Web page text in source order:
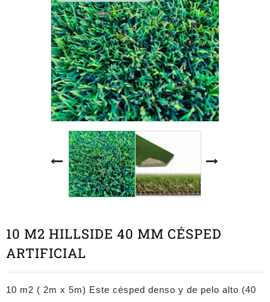
10 M2 HILLSIDE 40 MM CÉSPED
ARTIFICIAL
10 m2 ( 2m x 5m) Este césped denso y de pelo alto (40